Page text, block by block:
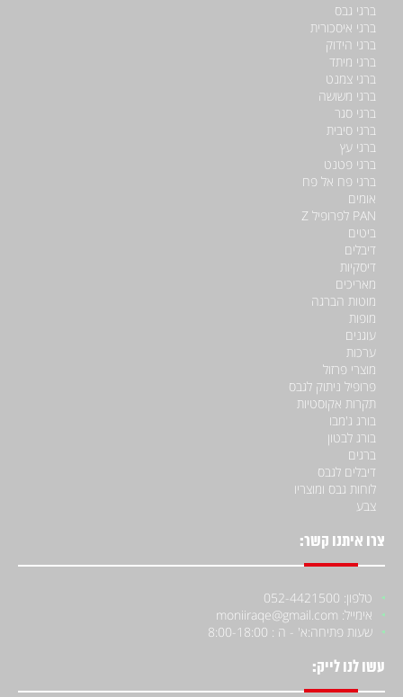
ברגי גבס
ברגי איסכורית
ברגי הידוק
ברגי מיתד
ברגי צמנט
ברגי משושה
ברגי סגר
ברגי סיבית
ברגי עץ
ברגי פטנט
ברגי פח אל פח
אומים
PAN לפרופיל Z
ביטים
דיבלים
דיסקיות
מאריכים
מוטות הברגה
מופות
עוגנים
ערכות
מוצרי פרזול
פרופיל ניתוק לגבס
תקרות אקוסטיות
בורג ג'מבו
בורג לבטון
ברגים
דיבלים לגבס
לוחות גבס ומוצריו
צבע
צרו איתנו קשר:
טלפון: 052-4421500
אימייל: moniiraqe@gmail.com
שעות פתיחה:א' - ה : 8:00-18:00
עשו לנו לייק: